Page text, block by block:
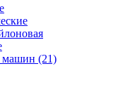
машин (21)